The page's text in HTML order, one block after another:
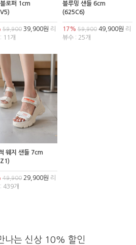
로퍼 1cm
59,90039,900원 리
11개
블루밍 샌들 6cm
(625C6)
17% 59,90049,900원 리
뷰수 : 25개
웨지 샌들 7cm
49,90029,900원 리
439개
나는 신상 10% 할인